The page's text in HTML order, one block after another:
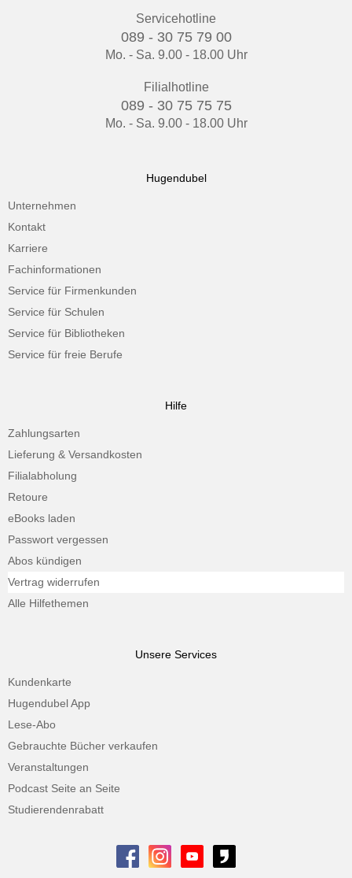
Servicehotline
089 - 30 75 79 00
Mo. - Sa. 9.00 - 18.00 Uhr
Filialhotline
089 - 30 75 75 75
Mo. - Sa. 9.00 - 18.00 Uhr
Hugendubel
Unternehmen
Kontakt
Karriere
Fachinformationen
Service für Firmenkunden
Service für Schulen
Service für Bibliotheken
Service für freie Berufe
Hilfe
Zahlungsarten
Lieferung & Versandkosten
Filialabholung
Retoure
eBooks laden
Passwort vergessen
Abos kündigen
Vertrag widerrufen
Alle Hilfethemen
Unsere Services
Kundenkarte
Hugendubel App
Lese-Abo
Gebrauchte Bücher verkaufen
Veranstaltungen
Podcast Seite an Seite
Studierendenrabatt